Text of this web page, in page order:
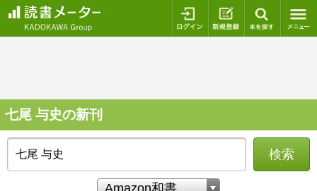
ログイン 新規登録
七尾 与史の新刊
検索